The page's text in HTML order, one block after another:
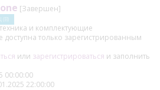
[Завершен]
(В)
и комплектующие
только зарегистрированным
или зарегистрироваться и заполнить
00:00:00
22:00:00